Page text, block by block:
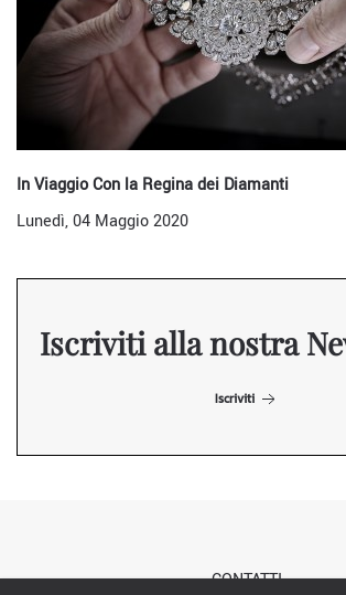
In Viaggio Con la Regina dei Diamanti
Lunedì, 04 Maggio 2020
Iscriviti alla nostra
Iscriviti
CONTATTI